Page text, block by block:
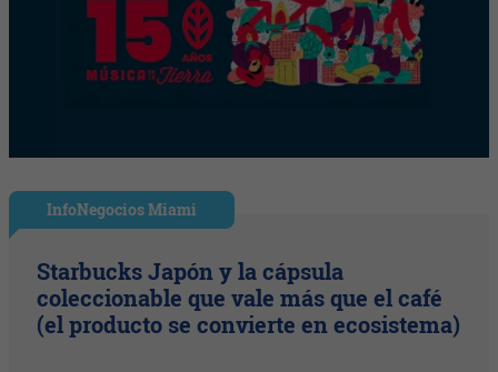
InfoNegocios Miami
Starbucks Japón y la cápsula
coleccionable que vale más que el café
(el producto se convierte en ecosistema)